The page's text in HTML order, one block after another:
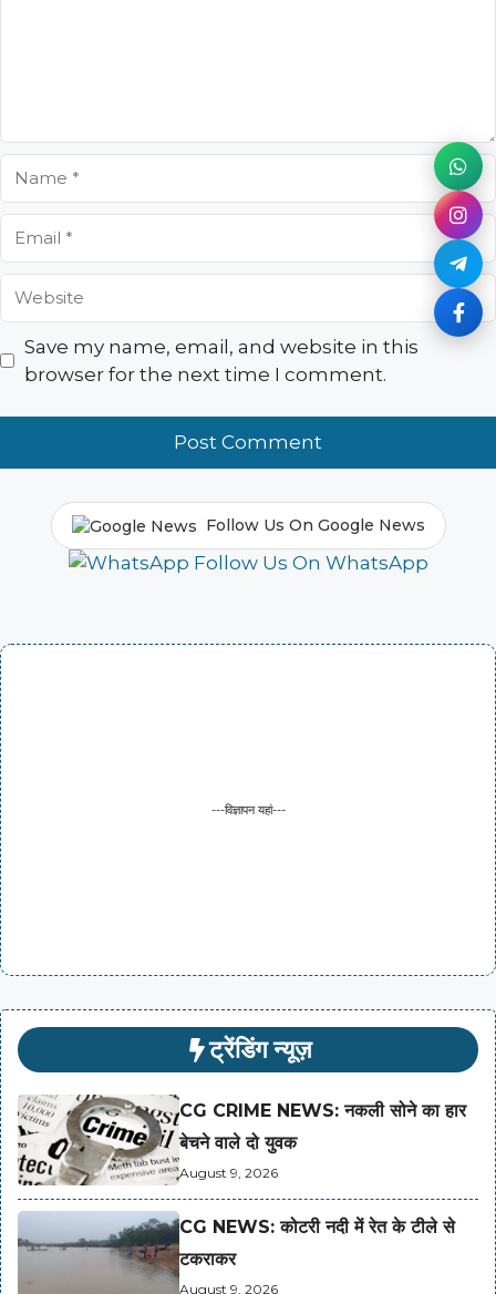
Save my name, email, and website in this
browser for the next time I comment.
Follow Us On Google News
Follow Us On WhatsApp
---विज्ञापन यहां---
ट्रेंडिंग न्यूज़
CG CRIME NEWS: नकली सोने का हार
बेचने वाले दो युवक
August 9, 2026
CG NEWS: कोटरी नदी में रेत के टीले से
टकराकर
August 9, 2026